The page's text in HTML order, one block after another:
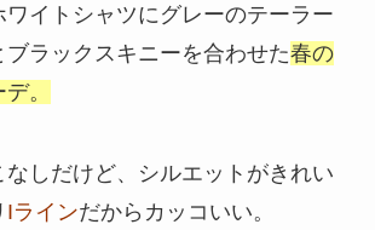
イトシャツにグレーのテーラー
ブラックスキニーを合わせた春の
。
なしだけど、シルエットがきれい
Iラインだからカッコいい。